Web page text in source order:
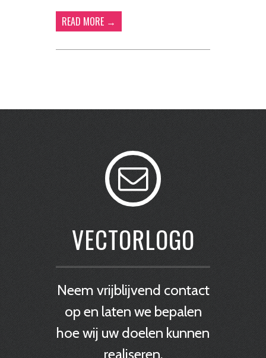
READ MORE →
VECTORLOGO
Neem vrijblijvend contact
op en laten we bepalen
hoe wij uw doelen kunnen
realiseren.